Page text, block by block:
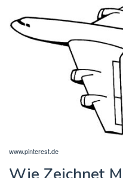
www.pinterest.de